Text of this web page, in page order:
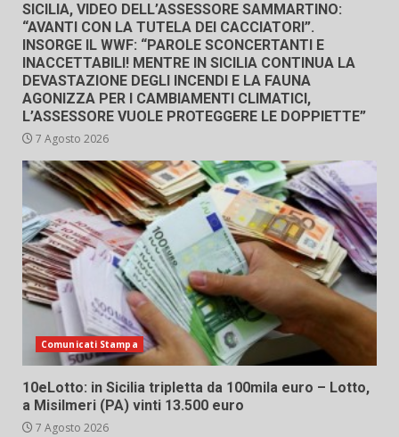
SICILIA, VIDEO DELL’ASSESSORE SAMMARTINO:
“AVANTI CON LA TUTELA DEI CACCIATORI”.
INSORGE IL WWF: “PAROLE SCONCERTANTI E
INACCETTABILI! MENTRE IN SICILIA CONTINUA LA
DEVASTAZIONE DEGLI INCENDI E LA FAUNA
AGONIZZA PER I CAMBIAMENTI CLIMATICI,
L’ASSESSORE VUOLE PROTEGGERE LE DOPPIETTE”
7 Agosto 2026
Comunicati Stampa
10eLotto: in Sicilia tripletta da 100mila euro – Lotto,
a Misilmeri (PA) vinti 13.500 euro
7 Agosto 2026